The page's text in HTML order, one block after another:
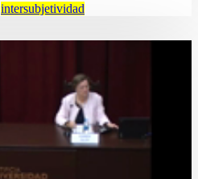
intersubjetividad